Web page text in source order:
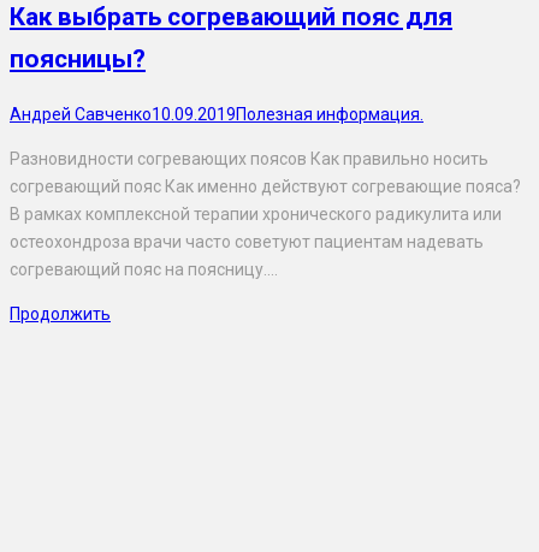
Как выбрать согревающий пояс для
поясницы?
Андрей Савченко10.09.2019Полезная информация.
Разновидности согревающих поясов Как правильно носить
согревающий пояс Как именно действуют согревающие пояса?
В рамках комплексной терапии хронического радикулита или
остеохондроза врачи часто советуют пациентам надевать
согревающий пояс на поясницу.…
Продолжить